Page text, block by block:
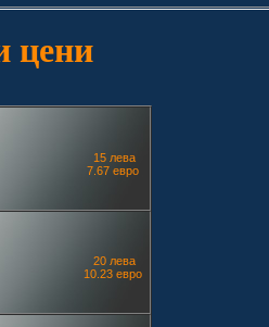
цени
15 лева
7.67 евро
20 лева
10.23 евро